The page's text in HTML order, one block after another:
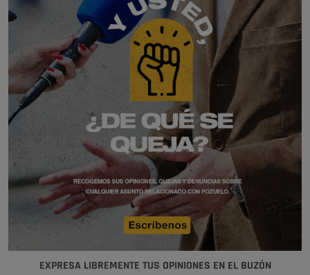
EXPRESA LIBREMENTE TUS OPINIONES EN EL BUZÓN